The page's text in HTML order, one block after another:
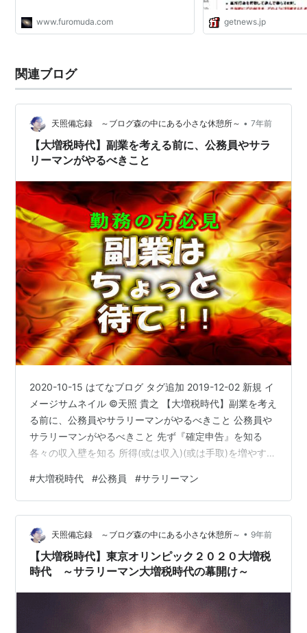
www.furomuda.com getnews.jp
関連ブログ
天照備忘録 ～ブログ森の中にある小さな休憩所～ • 7年前
【大増税時代】副業を考える前に、公務員やサラ
リーマンがやるべきこと
2020-10-15 はてなブログ タグ追加 2019-12-02 新規 イ
メージサムネイル ©天照 貴之 【大増税時代】副業を考え
る前に、公務員やサラリーマンがやるべきこと 公務員や
サラリーマンがやるべきこと 先ず『確定申告』を知る
各々の収入壁を知る 所得(或は収入)(或は手取)を増やすた
典、転記、参考、引用◆◇その他、著作権の定められた
条件(範囲)での利用◇筆者の知識、経験筆者撮影物、制作
物画像「フリー素材ぱくたそ
（https://www.pakutaso.com/）」「いらすとや
(https://www.irasutoya.com/…
#大増税時代 #公務員 #サラリーマン
天照備忘録 ～ブログ森の中にある小さな休憩所～ • 9年前
【大増税時代】東京オリンピック２０２０大増税
時代 ～サラリーマン大増税時代の幕開け～